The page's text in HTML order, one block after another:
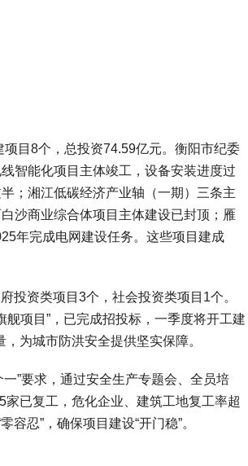
目8个，总投资74.59亿元。衡阳市纪委
智能化项目主体竣工，设备安装进度过
；湘江低碳经济产业轴（一期）三条主
沙商业综合体项目主体建设已封顶；雁
年完成电网建设任务。这些项目建成
投资类项目3个，社会投资类项目1个。
项目”，已完成招投标，一季度将开工建
为城市防洪安全提供坚实保障。
”要求，通过安全生产专题会、全员培
已复工，危化企业、建筑工地复工率超
忍”，确保项目建设“开门稳”。